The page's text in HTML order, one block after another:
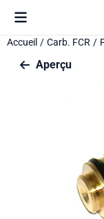
Préférences de
Accueil / Carb. FCR /
Aperçu